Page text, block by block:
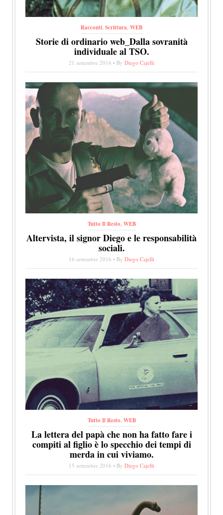
Racconti,Scrittura,WEB
Storie di ordinario web_Dalla sovranità
individuale al TSO.
21 settembre 2016 • By Diego Cajelli
Tutto Il Resto,WEB
Altervista, il signor Diego e le responsabilità
sociali.
16 settembre 2016 • By Diego Cajelli
Tutto Il Resto,WEB
La lettera del papà che non ha fatto fare i
compiti al figlio è lo specchio dei tempi di
merda in cui viviamo.
15 settembre 2016 • By Diego Cajelli